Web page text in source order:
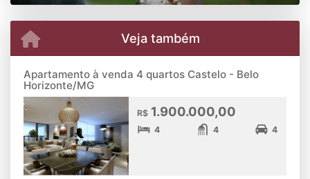
Veja também
Apartamento à venda 4 quartos Castelo - Belo
Horizonte/MG
R$ 1.900.000,00
4 4 4